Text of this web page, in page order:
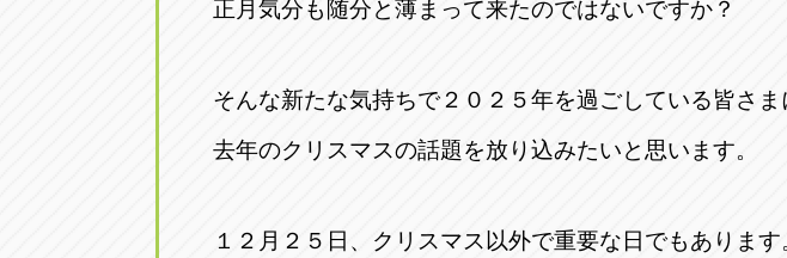
正月気分も随分と薄まって来たのではないですか？
そんな新たな気持ちで２０２５年を過ごしている皆さま
去年のクリスマスの話題を放り込みたいと思います。
１２月２５日、クリスマス以外で重要な日でもあります